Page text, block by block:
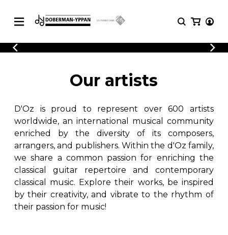
CATALOGUE
Explore our sheet music catalog, rich in
original works and quality arrangements.
SHEET MUSIC FOR GUITAR
SHEET MUSIC FOR OTHER
INSTRUMENTS
SHEET MUSIC FOR ENSEMBLE
Explore our sheet music catalog, rich
in original works and quality
arrangements.
Methods
Solo Guitar
2 Guitars
3 Guitars
4 Guitars
5 Guitars and More
Guitar Ensemble
Guitar Orchestra
Our artists
D'Oz is proud to represent over 600 artists
worldwide, an international musical community
enriched by the diversity of its composers,
arrangers, and publishers. Within the d'Oz family,
we share a common passion for enriching the
classical guitar repertoire and contemporary
classical music. Explore their works, be inspired
by their creativity, and vibrate to the rhythm of
their passion for music!